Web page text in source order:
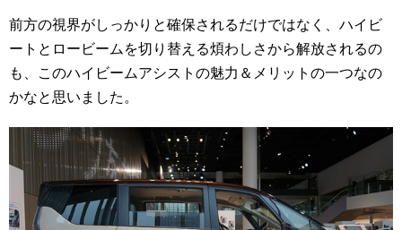
前方の視界がしっかりと確保されるだけではなく、ハイビ
ートとロービームを切り替える煩わしさから解放されるの
も、このハイビームアシストの魅力＆メリットの一つなの
かなと思いました。